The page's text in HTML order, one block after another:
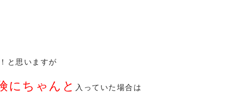
と思いますが
にちゃんと 入っていた場合は